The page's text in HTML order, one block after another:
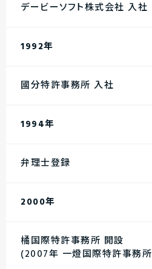
デービーソフト株式会社 入社
1992年
國分特許事務所 入社
1994年
弁理士登録
2000年
橘国際特許事務所 開設
(2007年 一燈国際特許事務